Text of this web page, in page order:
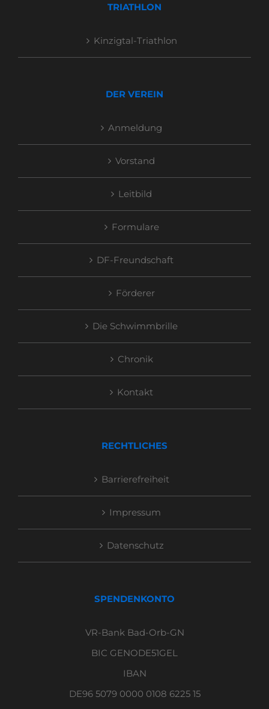
TRIATHLON
Kinzigtal-Triathlon
DER VEREIN
Anmeldung
Vorstand
Leitbild
Formulare
DF-Freundschaft
Förderer
Die Schwimmbrille
Chronik
Kontakt
RECHTLICHES
Barrierefreiheit
Impressum
Datenschutz
SPENDENKONTO
VR-Bank Bad-Orb-GN
BIC GENODE51GEL
IBAN
DE96 5079 0000 0108 6225 15